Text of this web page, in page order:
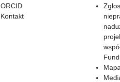
ORCID
Kontakt